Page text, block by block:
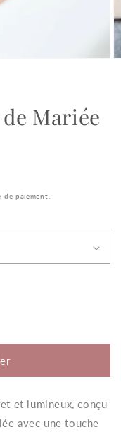
Mariée
de paiement.
et lumineux, conçu
avec une touche